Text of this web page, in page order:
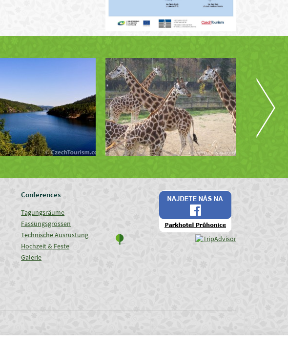
Conferences
Tagungsräume
Fassungsgrössen
Technische Ausrüstung
Hochzeit & Feste
Galerie